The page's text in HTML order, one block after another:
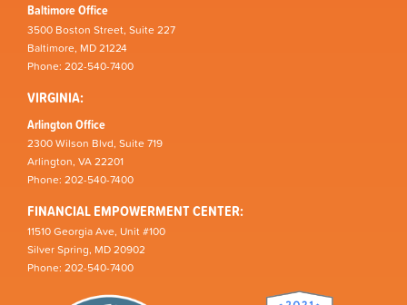
Baltimore Office
3500 Boston Street, Suite 227
Baltimore, MD 21224
Phone: 202-540-7400
VIRGINIA:
Arlington Office
2300 Wilson Blvd, Suite 719
Arlington, VA 22201
Phone: 202-540-7400
FINANCIAL EMPOWERMENT CENTER:
11510 Georgia Ave, Unit #100
Silver Spring, MD 20902
Phone: 202-540-7400